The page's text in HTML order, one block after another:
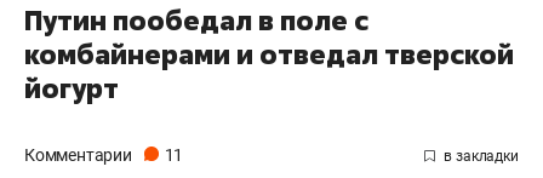
Путин пообедал в поле с
комбайнерами и отведал тверской
йогурт
Комментарии 11